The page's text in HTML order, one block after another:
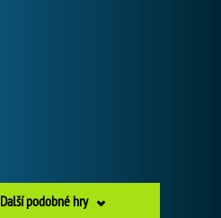
Další podobné hry